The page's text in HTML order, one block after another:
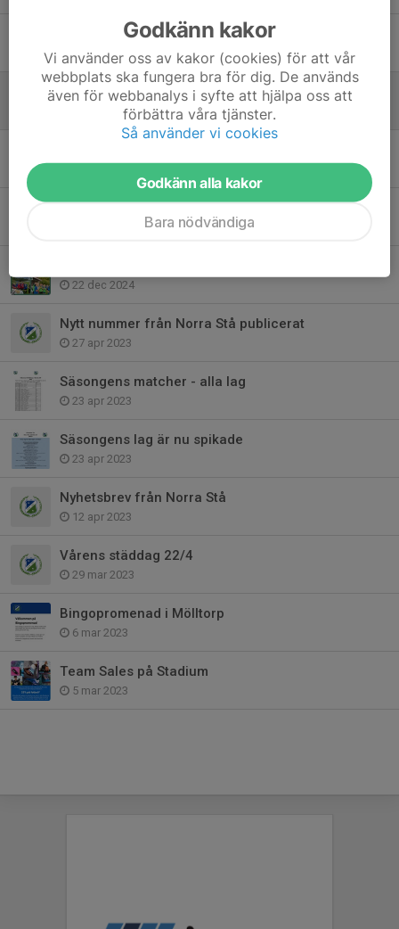
Välkommen till fotbollsskolan 2025!
29 apr 2025
Nu är lagen för 2025 klara
1 apr 2025
Fotbollslägret tar en paus.
22 dec 2024
Nytt nummer från Norra Stå publicerat
27 apr 2023
Säsongens matcher - alla lag
23 apr 2023
Säsongens lag är nu spikade
23 apr 2023
Nyhetsbrev från Norra Stå
12 apr 2023
Vårens städdag 22/4
29 mar 2023
Bingopromenad i Mölltorp
6 mar 2023
Team Sales på Stadium
5 mar 2023
Godkänn kakor
Vi använder oss av kakor (cookies) för att vår
webbplats ska fungera bra för dig. De används
även för webbanalys i syfte att hjälpa oss att
förbättra våra tjänster.
Så använder vi cookies
Godkänn alla kakor
Bara nödvändiga